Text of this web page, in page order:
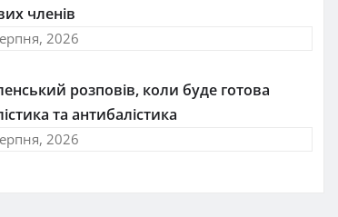
членів
2026
розповів, коли буде готова
та антибалістика
2026